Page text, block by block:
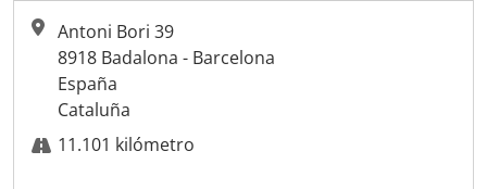
Antoni Bori 39
8918 Badalona - Barcelona
España
Cataluña
11.101 kilómetro